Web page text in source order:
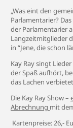
„Was eint den
Parlamentarier?
der Parlamentarier
Langzeitmitglieder
in “Jene, die schon
Kay Ray singt
der Spaß aufhört,
das Lachen
Die Kay Ray Show –
Abrechnung mit
Kartenpreise: 26,-